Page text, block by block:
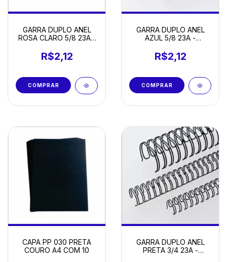
GARRA DUPLO ANEL
ROSA CLARO 5/8 23A -
R$2,12
GARRA DUPLO ANEL
AZUL 5/8 23A -
R$2,12
CAPA PP 030 PRETA
COURO A4 COM 10
GARRA DUPLO ANEL
PRETA 3/4 23A -